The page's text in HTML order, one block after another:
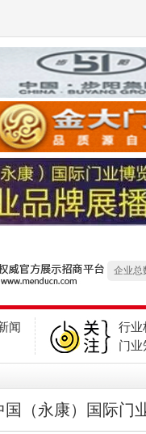
企业总
求
企业总
闻
行业
门业
国（永康）国际门